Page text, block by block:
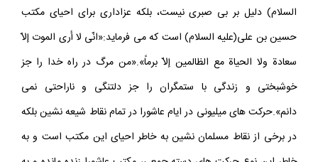
السلام) دليل بر بى صبرى نيست، بلكه عزادارى براى احياى مكتب
حسين بن على(عليه السلام) است كه مى فرمايد:«انّى لا أرى الموت إلاّ
سعادة ولا الحياة مع الظالمين إلاّ برماً».«من مرگ در راه خدا را جز
خوشبختى و زندگى با ستمگران را جز دلتنگى و ناراحتى نمى
دانم».حركت هاى ميليونى در ايام عاشورا در تمام نقاط شيعه نشين بلكه
در برخى از نقاط مسلمان نشين به خاطر احياى اين مكتب است و به